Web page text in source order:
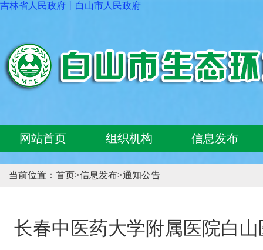
吉林省人民政府 白山市人民政府
网站首页 组织机构 信息发布
当前位置： 首页>信息发布>通知公告
长春中医药大学附属医院白